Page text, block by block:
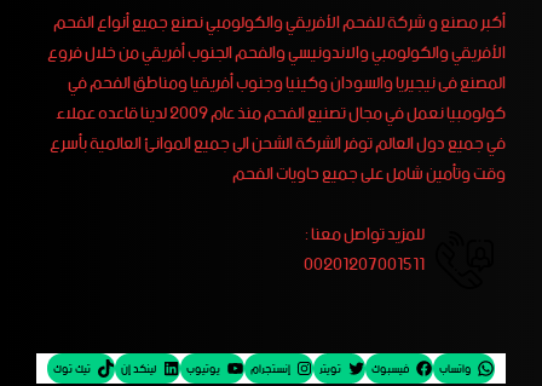
أكبر مصنع و شركة للفحم الأفريقي والكولومبي نصنع جميع أنواع الفحم
الأفريقي والكولومبي والاندونيسي والفحم الجنوب أفريقي من خلال فروع
المصنع فى نيجيريا والسودان وكينيا وجنوب أفريقيا ومناطق الفحم في
كولومبيا نعمل في مجال تصنيع الفحم منذ عام 2009 لدينا قاعده عملاء
في جميع دول العالم توفر الشركة الشحن الى جميع الموانئ العالمية بأسرع
وقت وتأمين شامل على جميع حاويات الفحم
للمزيد تواصل معنا :
00201207001511
واتساب فيسبوك تويتر إنستجرام يوتيوب لينكد إن تيك توك